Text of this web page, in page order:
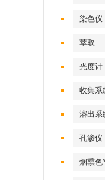
染色仪
萃取
光度计
收集系
溶出系
孔渗仪
烟熏色